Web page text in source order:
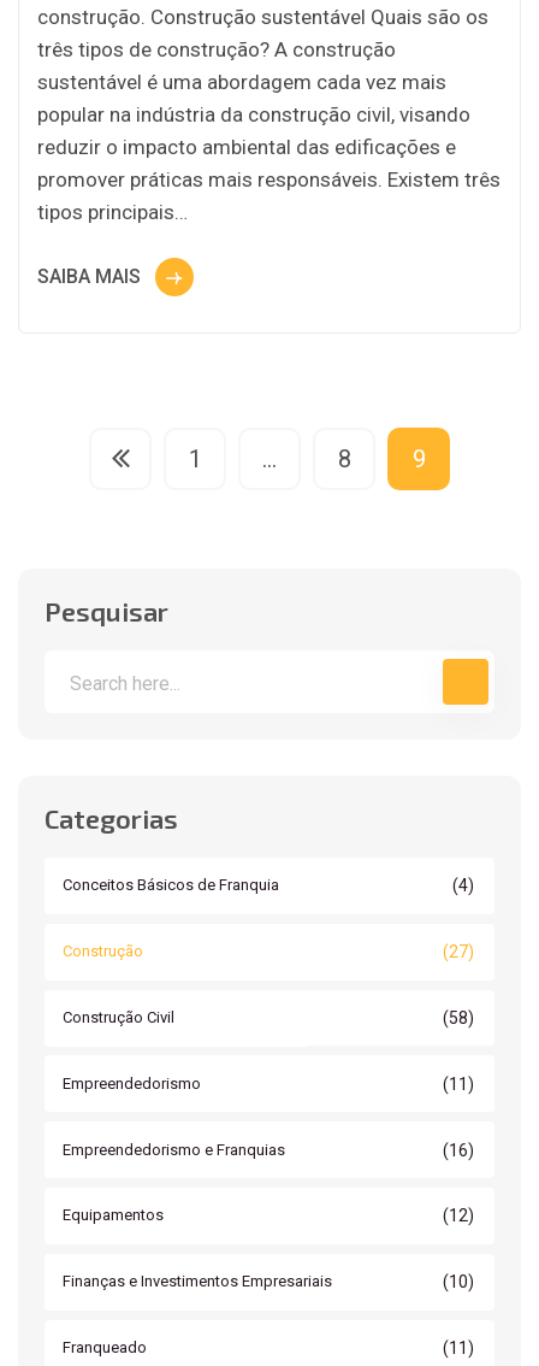
construção. Construção sustentável Quais são os
três tipos de construção? A construção
sustentável é uma abordagem cada vez mais
popular na indústria da construção civil, visando
reduzir o impacto ambiental das edificações e
promover práticas mais responsáveis. Existem três
tipos principais…
SAIBA MAIS
1 … 8 9
Pesquisar
Categorias
Conceitos Básicos de Franquia (4)
Construção (27)
Construção Civil (58)
Empreendedorismo (11)
Empreendedorismo e Franquias (16)
Equipamentos (12)
Finanças e Investimentos Empresariais (10)
Franqueado (11)